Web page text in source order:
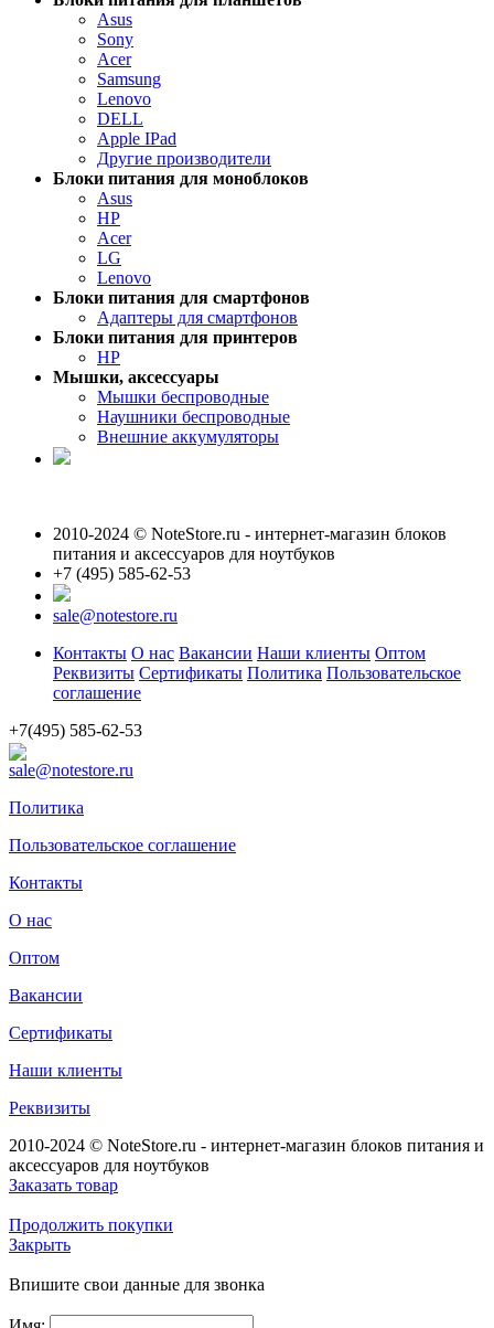
Asus
Sony
Acer
Samsung
Lenovo
DELL
Apple IPad
Другие производители
Блоки питания для моноблоков
Asus
HP
Acer
LG
Lenovo
Блоки питания для смартфонов
Адаптеры для смартфонов
Блоки питания для принтеров
HP
Мышки, аксессуары
Мышки беспроводные
Наушники беспроводные
Внешние аккумуляторы
2010-2024 © NoteStore.ru - интернет-магазин блоков
питания и аксессуаров для ноутбуков
+7 (495) 585-62-53
sale@notestore.ru
Контакты О нас Вакансии Наши клиенты Оптом
Реквизиты Сертификаты Политика Пользовательское
соглашение
+7(495) 585-62-53
sale@notestore.ru
Политика
Пользовательское соглашение
Контакты
О нас
Оптом
Вакансии
Сертификаты
Наши клиенты
Реквизиты
2010-2024 © NoteStore.ru - интернет-магазин блоков питания и
аксессуаров для ноутбуков
Заказать товар
Продолжить покупки
Закрыть
Впишите свои данные для звонка